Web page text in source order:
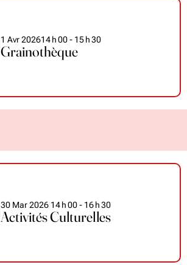
1 Avr 202614h00- 15h30
Grainothèque
30 Mar 2026 14h00- 16h30
Activités Culturelles